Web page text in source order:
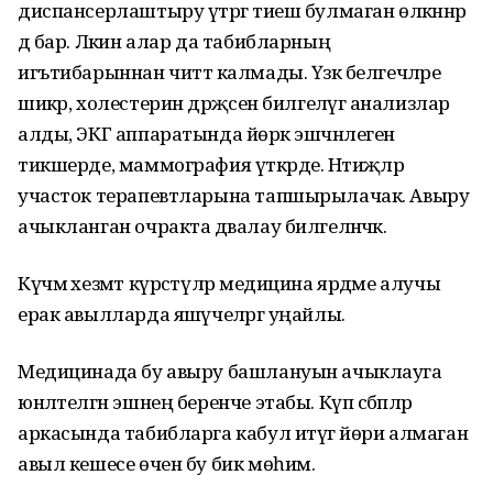
диспансерлаштыру үтәргә тиеш булмаган өлкәннәр
дә бар. Ләкин алар да табибларның
игътибарыннан читтә калмады. Үзәк белгечләре
шикәр, холестерин дәрәҗәсен билгеләүгә анализлар
алды, ЭКГ аппаратында йөрәк эшчәнлеген
тикшерде, маммография үткәрде. Нәтиҗәләр
участок терапевтларына тапшырылачак. Авыру
ачыкланган очракта дәвалау билгеләнәчәк.
Күчмә хезмәт күрсәтүләр медицина ярдәме алучы
ерак авылларда яшәүчеләргә уңайлы.
Медицинада бу авыру башлануын ачыклауга
юнәлтелгән эшнең беренче этабы. Күп сәбәпләр
аркасында табибларга кабул итүгә йөри алмаган
авыл кешесе өчен бу бик мөһим.